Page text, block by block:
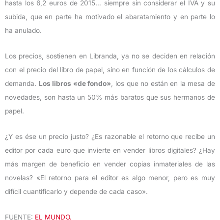
hasta los 6,2 euros de 2015… siempre sin considerar el IVA y su
subida, que en parte ha motivado el abaratamiento y en parte lo
ha anulado.
Los precios, sostienen en Libranda, ya no se deciden en relación
con el precio del libro de papel, sino en función de los cálculos de
demanda. Los libros «de fondo» , los que no están en la mesa de
novedades, son hasta un 50% más baratos que sus hermanos de
papel.
¿Y es ése un precio justo? ¿Es razonable el retorno que recibe un
editor por cada euro que invierte en vender libros digitales? ¿Hay
más margen de beneficio en vender copias inmateriales de las
novelas? «El retorno para el editor es algo menor, pero es muy
difícil cuantificarlo y depende de cada caso».
FUENTE: EL MUNDO.